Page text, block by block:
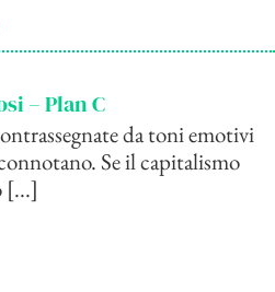
– Plan C
da toni emotivi
Se il capitalismo
[...]